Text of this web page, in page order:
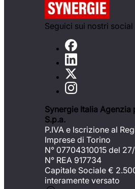
Seguici sui nostri social
Synergie Italia Agenzia
S.p.a.
P.IVA e Iscrizione al
Imprese di Torino
N° 07704310015 del
N° REA 917734
Capitale Sociale €
interamente versato